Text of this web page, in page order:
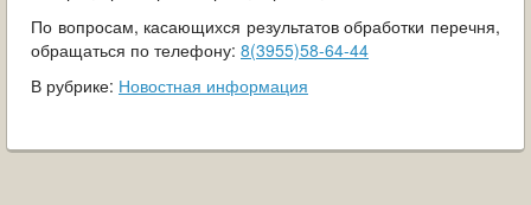
По вопросам, касающихся результатов обработки перечня,
обращаться по телефону: 8(3955)58-64-44
В рубрике: Новостная информация